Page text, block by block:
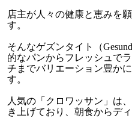
店主が人々の健康と恵みを
す。
そんなゲズンタイト（
的なパンからフレッシュで
チまでバリエーション豊か
す。
人気の「クロワッサン」は
き上げており、朝食からデ